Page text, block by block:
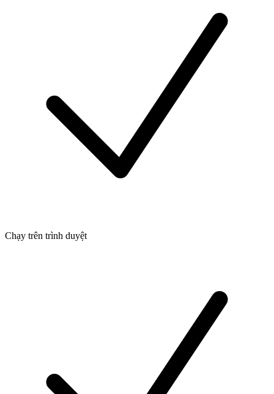
Chạy trên trình duyệt